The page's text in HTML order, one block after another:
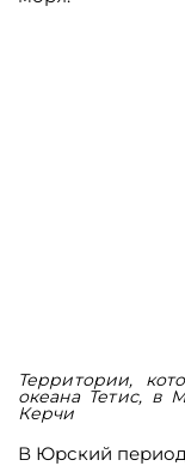
Территории,
океана Тетис, в
Керчи
В Юрский